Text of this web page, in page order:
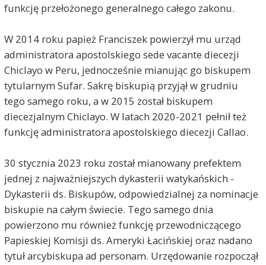
funkcję przełożonego generalnego całego zakonu.
W 2014 roku papież Franciszek powierzył mu urząd
administratora apostolskiego sede vacante diecezji
Chiclayo w Peru, jednocześnie mianując go biskupem
tytularnym Sufar. Sakrę biskupią przyjął w grudniu
tego samego roku, a w 2015 został biskupem
diecezjalnym Chiclayo. W latach 2020-2021 pełnił też
funkcję administratora apostolskiego diecezji Callao.
30 stycznia 2023 roku został mianowany prefektem
jednej z najważniejszych dykasterii watykańskich -
Dykasterii ds. Biskupów, odpowiedzialnej za nominacje
biskupie na całym świecie. Tego samego dnia
powierzono mu również funkcję przewodniczącego
Papieskiej Komisji ds. Ameryki Łacińskiej oraz nadano
tytuł arcybiskupa ad personam. Urzędowanie rozpoczął